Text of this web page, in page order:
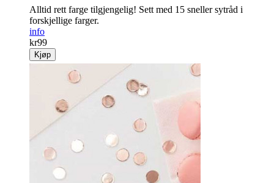
Alltid rett farge tilgjengelig! Sett med 15 sneller sytråd i
forskjellige farger.
info
kr99
Kjøp